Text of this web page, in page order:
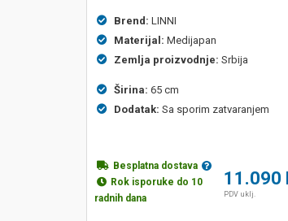
Brend: LINNI
Materijal: Medijapan
Zemlja proizvodnje: Srbija
Širina: 65 cm
Dodatak: Sa sporim zatvaranjem
Besplatna dostava
Rok isporuke do 10
radnih dana
11.090
PDV uklj.